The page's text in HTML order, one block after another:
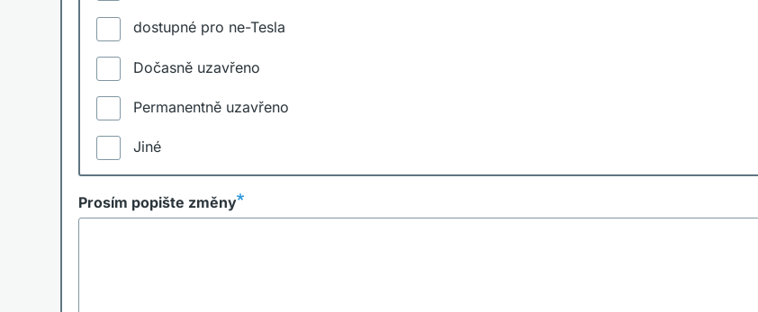
dostupné pro ne-Tesla
Dočasně uzavřeno
Permanentně uzavřeno
Jiné
Prosím popište změny